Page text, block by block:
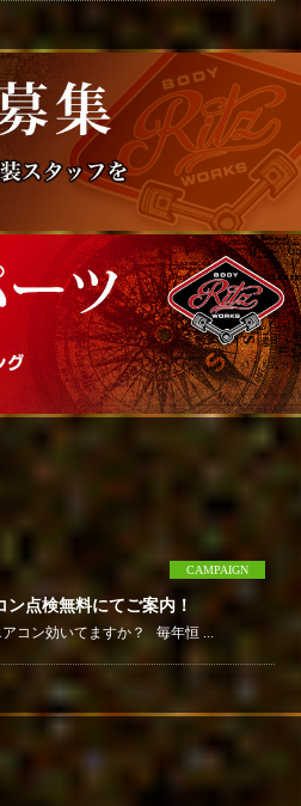
CAMPAIGN
ン点検無料にてご案内！
コン効いてますか？ 毎年恒 ...